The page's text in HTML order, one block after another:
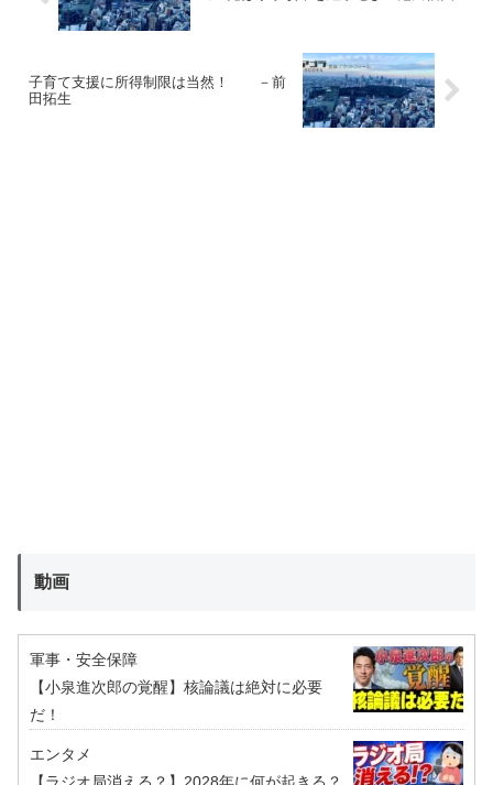
子育て支援に所得制限は当然！ －前
田拓生
動画
軍事・安全保障
【小泉進次郎の覚醒】核論議は絶対に必要
だ！
エンタメ